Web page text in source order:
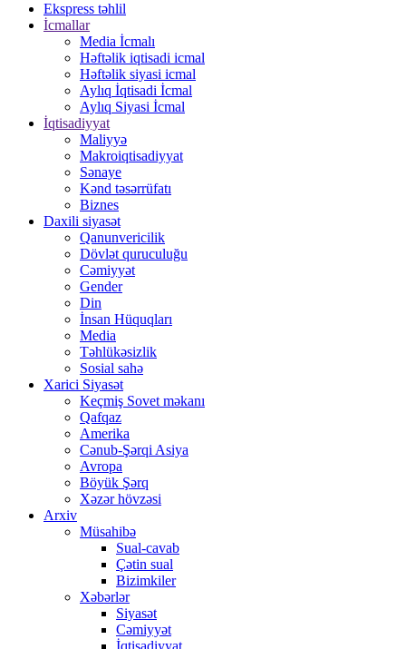
Ekspress təhlil
İcmallar
Media İcmalı
Həftəlik iqtisadi icmal
Həftəlik siyasi icmal
Aylıq İqtisadi İcmal
Aylıq Siyasi İcmal
İqtisadiyyat
Maliyyə
Makroiqtisadiyyat
Sənaye
Kənd təsərrüfatı
Biznes
Daxili siyasət
Qanunvericilik
Dövlət quruculuğu
Cəmiyyət
Gender
Din
İnsan Hüquqları
Media
Təhlükəsizlik
Sosial sahə
Xarici Siyasət
Keçmiş Sovet məkanı
Qafqaz
Amerika
Cənub-Şərqi Asiya
Avropa
Böyük Şərq
Xəzər hövzəsi
Arxiv
Müsahibə
Sual-cavab
Çətin sual
Bizimkiler
Xəbərlər
Siyasət
Cəmiyyət
İqtisadiyyat